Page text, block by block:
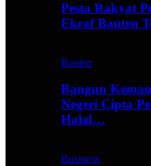
Pesta Rakyat
Ekraf Banten
Banten
Bangun
Negeri Cipta
Halal…
Business